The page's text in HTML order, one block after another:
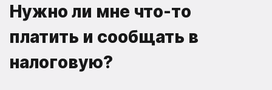
Нужно ли мне что-то
платить и сообщать в
налоговую?